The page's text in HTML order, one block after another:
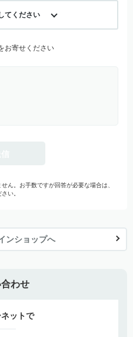
てください
お寄せください
ん。お手数ですが回答が必要な場合は、
い。
ンショップへ
わせ
ットで